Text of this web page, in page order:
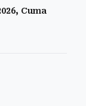
Cuma